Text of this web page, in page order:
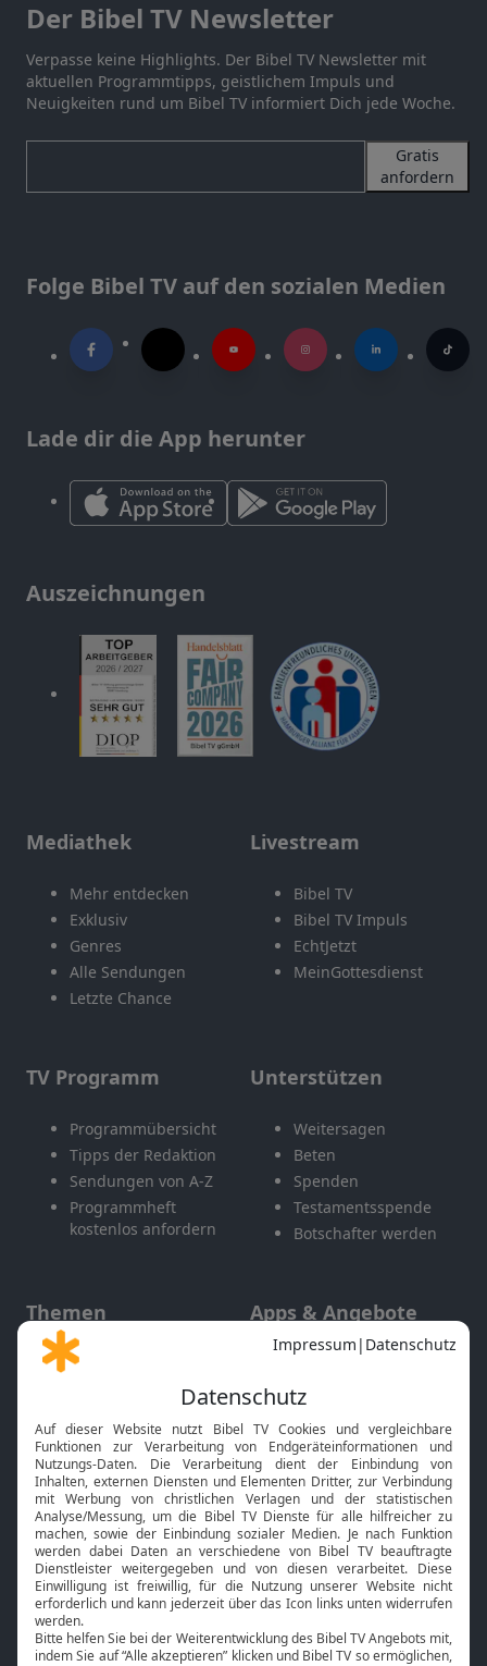
Der Bibel TV Newsletter
Verpasse keine Highlights. Der Bibel TV Newsletter mit
aktuellen Programmtipps, geistlichem Impuls und
Neuigkeiten rund um Bibel TV informiert Dich jede Woche.
Gratis
anfordern
Folge Bibel TV auf den sozialen Medien
Lade dir die App herunter
Auszeichnungen
Mediathek
Mehr entdecken
Exklusiv
Genres
Alle Sendungen
Letzte Chance
Livestream
Bibel TV
Bibel TV Impuls
EchtJetzt
MeinGottesdienst
TV Programm
Programmübersicht
Tipps der Redaktion
Sendungen von A-Z
Programmheft
kostenlos anfordern
Unterstützen
Weitersagen
Beten
Spenden
Testamentsspende
Botschafter werden
Themen
Gott und Bibel erklärt
Neuigkeiten
Apps & Angebote
Mobile App
Smart TV
HbbTV
Bibelthek Online-Bibel
Nächster Gottesdienst
Bibel TV
Über uns
Service
Kontakt